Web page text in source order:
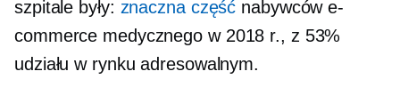
szpitale były: znaczna część nabywców e-
commerce medycznego w 2018 r., z 53%
udziału w rynku adresowalnym.